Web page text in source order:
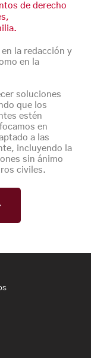
de derecho
la redacción y
en la
soluciones
que los
estén
en
a las
incluyendo la
sin ánimo
civiles.